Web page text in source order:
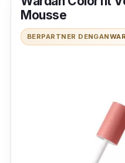
Mousse
BERPARTNER DENGAN